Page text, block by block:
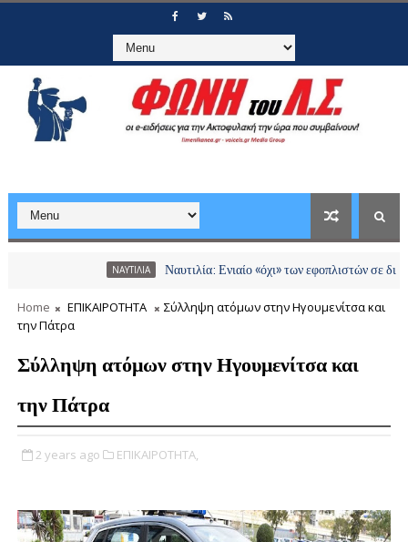
Ναυτιλία: Ενιαίο «όχι» των εφοπλιστών σε διόδια και
Home ΕΠΙΚΑΙΡΟΤΗΤΑ
Σύλληψη ατόμων στην Ηγουμενίτσα και
την Πάτρα
Σύλληψη ατόμων στην Ηγουμενίτσα και
την Πάτρα
2 years ago ΕΠΙΚΑΙΡΟΤΗΤΑ,